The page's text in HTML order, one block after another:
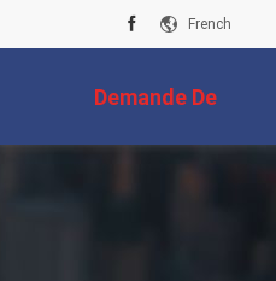
French
Demande De
Soumission